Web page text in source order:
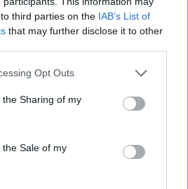
third parties on the IAB’s List of
that may further disclose it to other
Opt Outs
Sharing of my
Sale of my